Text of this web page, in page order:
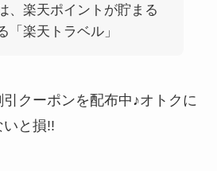
、楽天ポイントが貯まる
「楽天トラベル」
クーポンを配布中♪オトクに
と損!!